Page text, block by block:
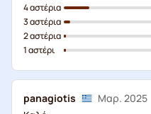
4 αστέρια
3 αστέρια
2 αστέρια
1 αστέρι
panagiotis
Μαρ. 2025